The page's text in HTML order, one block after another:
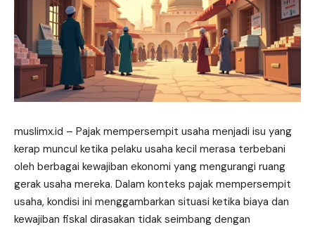
muslimx.id – Pajak mempersempit usaha menjadi isu yang
kerap muncul ketika pelaku usaha kecil merasa terbebani
oleh berbagai kewajiban ekonomi yang mengurangi ruang
gerak usaha mereka. Dalam konteks pajak mempersempit
usaha, kondisi ini menggambarkan situasi ketika biaya dan
kewajiban fiskal dirasakan tidak seimbang dengan